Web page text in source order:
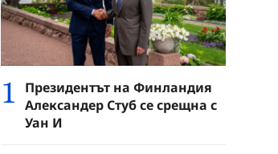
1
Президентът на Финландия
Александер Стуб се срещна с
Уан И